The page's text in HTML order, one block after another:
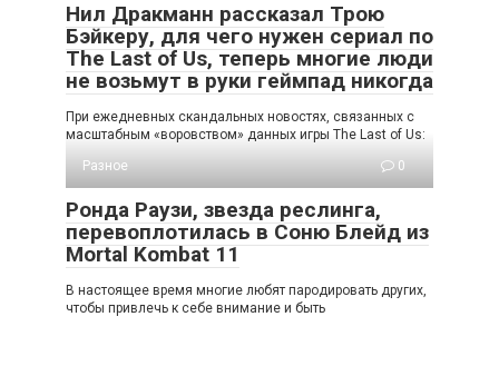
Нил Дракманн рассказал Трою
Бэйкеру, для чего нужен сериал по
The Last of Us, теперь многие люди
не возьмут в руки геймпад никогда
При ежедневных скандальных новостях, связанных с
масштабным «воровством» данных игры The Last of Us:
Разное
0
Ронда Раузи, звезда реслинга,
перевоплотилась в Соню Блейд из
Mortal Kombat 11
В настоящее время многие любят пародировать других,
чтобы привлечь к себе внимание и быть